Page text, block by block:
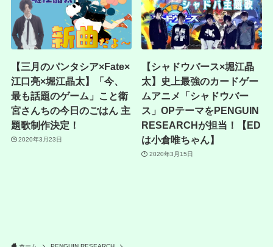
【三月のパンタシア×Fate×
江口亮×堀江晶太】「今、
最も話題のゲーム」こと衛
宮さんちの今日のごはん 主
題歌制作決定！
2020年3月23日
【シャドウバース×堀江晶
太】史上最強のカードゲー
ムアニメ「シャドウバー
ス」OPテーマをPENGUIN
RESEARCHが担当！【ED
は小倉唯ちゃん】
2020年3月15日